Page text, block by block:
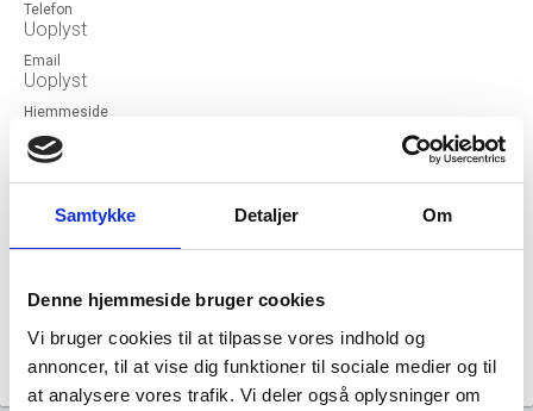
Samtykke Detaljer Om
Denne hjemmeside bruger cookies
Vi bruger cookies til at tilpasse vores indhold og
annoncer, til at vise dig funktioner til sociale medier og til
at analysere vores trafik. Vi deler også oplysninger om
Telefon
Uoplyst
Email
Uoplyst
Hjemmeside
SETLUX ApS
Status
NORMAL
Revisor
el-installatører.
Tegningsregel
Selskabet tegnes af direktionen.